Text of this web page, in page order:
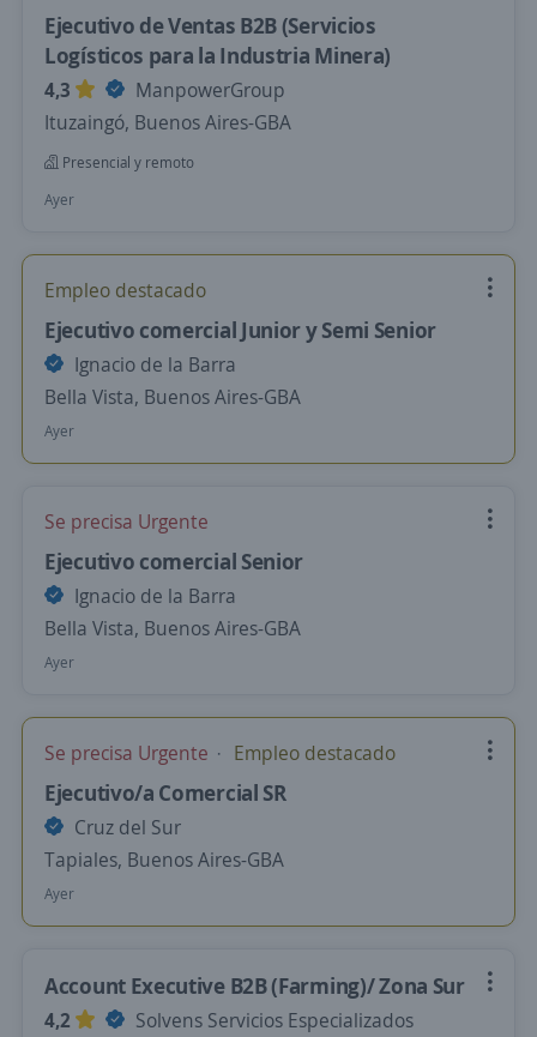
Ejecutivo de Ventas B2B (Servicios
Logísticos para la Industria Minera)
4,3
ManpowerGroup
Ituzaingó, Buenos Aires-GBA
Presencial y remoto
Ayer
Empleo destacado
Ejecutivo comercial Junior y Semi Senior
Ignacio de la Barra
Bella Vista, Buenos Aires-GBA
Ayer
Se precisa Urgente
Ejecutivo comercial Senior
Ignacio de la Barra
Bella Vista, Buenos Aires-GBA
Ayer
Se precisa Urgente Empleo destacado
Ejecutivo/a Comercial SR
Cruz del Sur
Tapiales, Buenos Aires-GBA
Ayer
Account Executive B2B (Farming)/ Zona Sur
4,2
Solvens Servicios Especializados